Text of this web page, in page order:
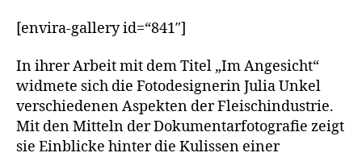
[envira-gallery id=“841″]
In ihrer Arbeit mit dem Titel „Im Angesicht“
widmete sich die Fotodesignerin Julia Unkel
verschiedenen Aspekten der Fleischindustrie.
Mit den Mitteln der Dokumentarfotografie zeigt
sie Einblicke hinter die Kulissen einer